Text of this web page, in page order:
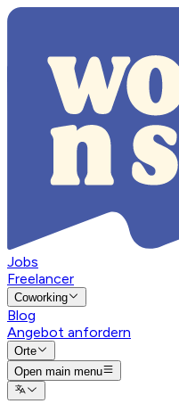
Jobs
Freelancer
Coworking
Blog
Angebot anfordern
Orte
Open main menu